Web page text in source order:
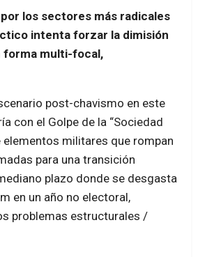
los sectores más radicales
intenta forzar la dimisión
forma multi-focal,
post-chavismo en este
con el Golpe de la “Sociedad
elementos militares que rompan
para una transición
plazo donde se desgasta
en un año no electoral,
problemas estructurales /